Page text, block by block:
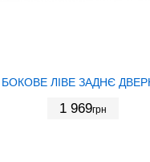
ЛІВЕ ЗАДНЄ
1 969грн